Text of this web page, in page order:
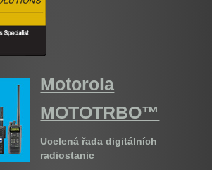
Motorola
MOTOTRBO™
Ucelená řada digitálních
radiostanic